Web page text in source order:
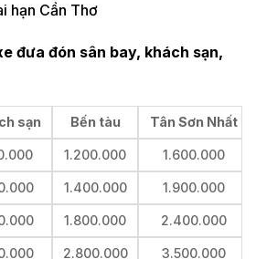
hạn Cần Thơ
đưa đón sân bay, khách sạn,
sạn Bến tàu Tân Sơn Nhất
1.200.000 1.600.000
1.400.000 1.900.000
1.800.000 2.400.000
2.800.000 3.500.000